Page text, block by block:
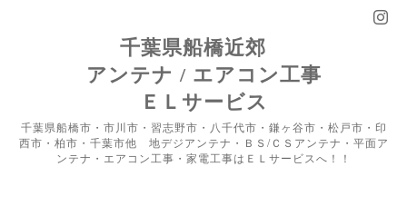
千葉県船橋近郊
アンテナ / エアコン工事
ＥＬサービス
千葉県船橋市・市川市・習志野市・八千代市・鎌ヶ谷市・松戸市・印
西市・柏市・千葉市他 地デジアンテナ・ＢＳ/ＣＳアンテナ・平面ア
ンテナ・エアコン工事・家電工事はＥＬサービスへ！！